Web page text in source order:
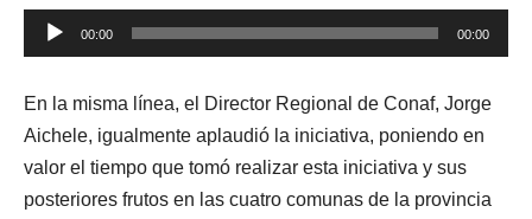
Reproductor
de
00:00 00:00
En la misma línea, el Director Regional de Conaf, Jorge
Aichele, igualmente aplaudió la iniciativa, poniendo en
valor el tiempo que tomó realizar esta iniciativa y sus
posteriores frutos en las cuatro comunas de la provincia